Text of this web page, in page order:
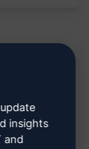
。
するために質
insights
and